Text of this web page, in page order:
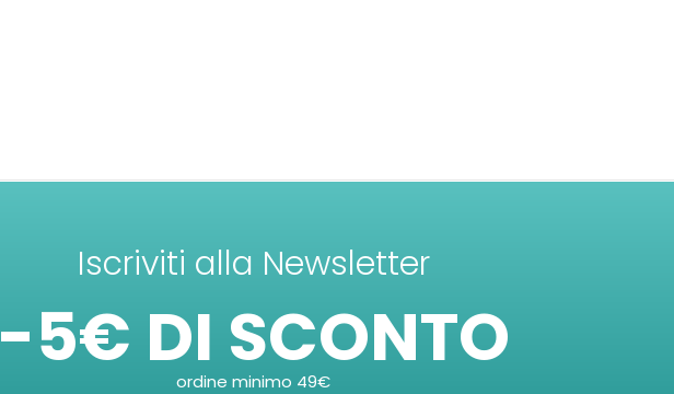
Iscriviti alla Newsletter
-5€ DI SCONTO
ordine minimo 49€